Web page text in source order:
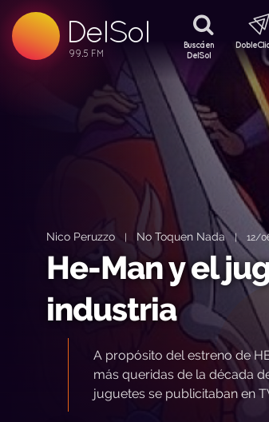
DelSol
99.5 FM
Buscá en
DelSol
Nico Peruzzo| No Toquen Nada | 12/
He-Man y el
industria
A propósito del estreno de
más queridas de la década
juguetes se publicitaban en